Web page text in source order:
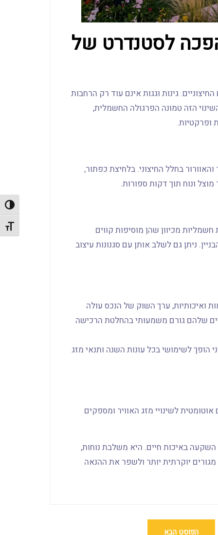
מתג
לסטנדרט של
גינות וגגות אינם עוד רק הרחבות
הזה טמונה הפרגולה החשמלית,
ופרקטיות.
בחלל החיצוני. בלחיצת כפתור,
ונוח תוך דקות ספורות.
מכיוון שהן מוסיפות קווים
ניתן גם לשלב אותן עם סגנונות עיצוב
ואיכותיות, ערך השוק של הנכס עולה
שלהם גורם משמעותי בהחלטת הרכישה
הופך לשימושי בכל עונות השנה ותנאי מזג
לשינויי מזג האוויר ומספקים
באיכות חיים. היא משלבת נוחות,
מגורים יוקרתית יותר ולשפר את ההנאה
הפוסט הבא